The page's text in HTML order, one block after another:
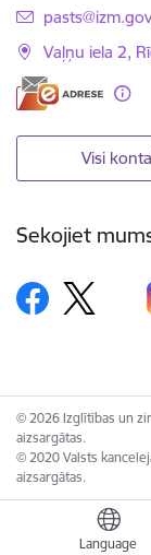
Language
E-pasts:
Vaļņu iela 2,
Visi
Sekojiet
© 2026 Izglītības un
aizsargātas.
© 2020 Valsts
aizsargātas.